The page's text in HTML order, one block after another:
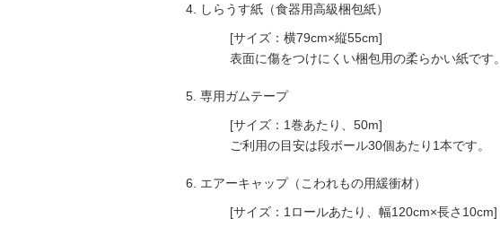
しらうす紙（食器用高級梱包紙）
[サイズ：横79cm×縦55cm]
表面に傷をつけにくい梱包用の柔らかい紙です。
専用ガムテープ
[サイズ：1巻あたり、50m]
ご利用の目安は段ボール30個あたり1本です。
エアーキャップ（こわれもの用緩衝材）
[サイズ：1ロールあたり、幅120cm×長さ10cm]